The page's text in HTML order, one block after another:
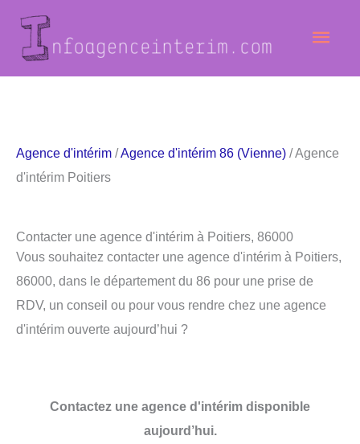
contenu
Agence d'intérim /Agence d'intérim 86 (Vienne) / Agence
d'intérim Poitiers
Contacter une agence d'intérim à Poitiers, 86000
Vous souhaitez contacter une agence d'intérim à Poitiers,
86000, dans le département du 86 pour une prise de
RDV, un conseil ou pour vous rendre chez une agence
d'intérim ouverte aujourd’hui ?
Contactez une agence d'intérim disponible
aujourd’hui.